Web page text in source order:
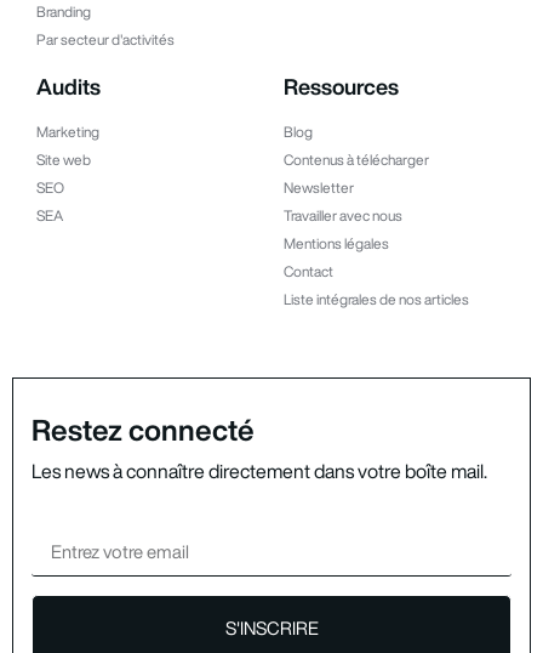
Branding
Par secteur d'activités
Audits
Marketing
Site web
SEO
SEA
Ressources
Blog
Contenus à télécharger
Newsletter
Travailler avec nous
Mentions légales
Contact
Liste intégrales de nos articles
Restez connecté
Les news à connaître directement dans votre boîte mail.
S'INSCRIRE